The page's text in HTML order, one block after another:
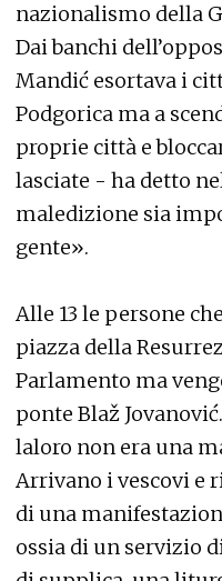
nazionalismo della
Dai banchi
Mandić esortava i
Podgorica ma a
proprie città e
lasciate - ha detto
maledizione sia
gente».
Alle 13 le persone
piazza della
Parlamento ma
ponte Blaž
laloro non era una
Arrivano i vescovi e
di una
ossia di un servizio